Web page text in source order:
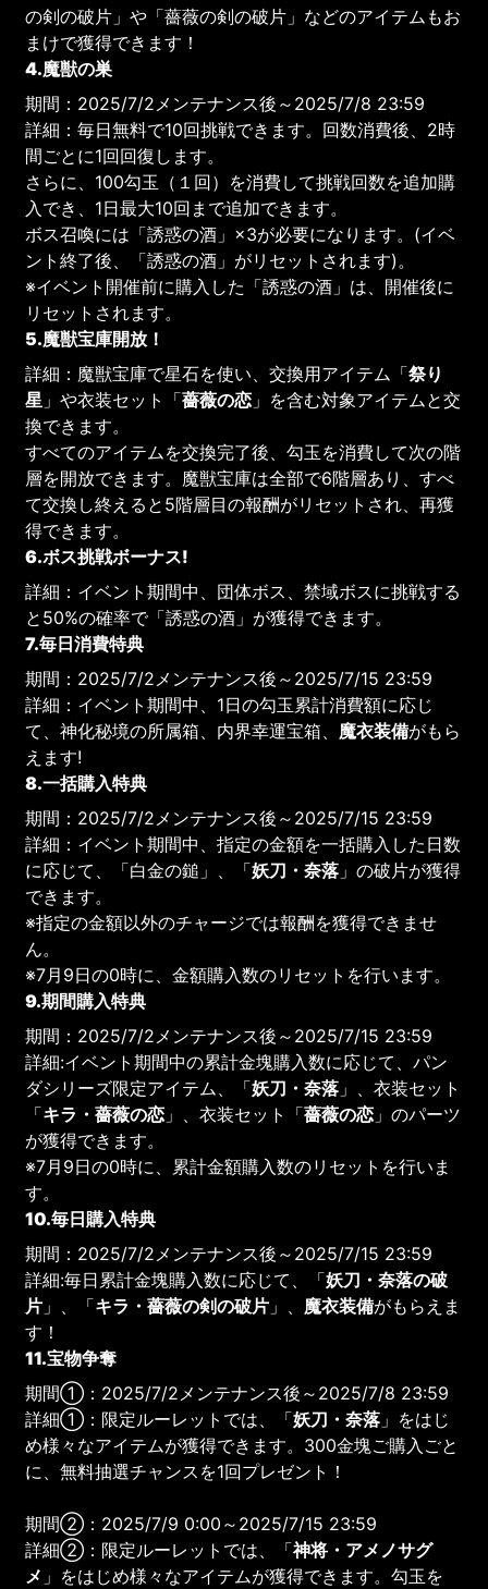
の剣の破片」や「薔薇の剣の破片」などのアイテムもお
まけで獲得できます！
4.魔獣の巣
期間：2025/7/2メンテナンス後～2025/7/8 23:59
詳細：毎日無料で10回挑戦できます。回数消費後、2時
間ごとに1回回復します。
さらに、100勾玉（１回）を消費して挑戦回数を追加購
入でき、1日最大10回まで追加できます。
ボス召喚には「誘惑の酒」×3が必要になります。(イベ
ント終了後、「誘惑の酒」がリセットされます)。
※イベント開催前に購入した「誘惑の酒」は、開催後に
リセットされます。
5.魔獣宝庫開放！
詳細：魔獣宝庫で星石を使い、交換用アイテム「祭り
星 」や衣装セット「薔薇の恋 」を含む対象アイテムと交
換できます。
すべてのアイテムを交換完了後、勾玉を消費して次の階
層を開放できます。魔獣宝庫は全部で6階層あり、すべ
て交換し終えると5階層目の報酬がリセットされ、再獲
得できます。
6.ボス挑戦ボーナス!
詳細：イベント期間中、団体ボス、禁域ボスに挑戦する
と50%の確率で「誘惑の酒」が獲得できます。
7.毎日消費特典
期間：2025/7/2メンテナンス後～2025/7/15 23:59
詳細：イベント期間中、1日の勾玉累計消費額に応じ
て、神化秘境の所属箱、内界幸運宝箱、 魔衣装備がもら
えます!
8.一括購入特典
期間：2025/7/2メンテナンス後～2025/7/15 23:59
詳細：イベント期間中、指定の金額を一括購入した日数
に応じて、「白金の鎚」、「妖刀・奈落 」の破片が獲得
できます。
※指定の金額以外のチャージでは報酬を獲得できませ
ん。
※7月9日の0時に、金額購入数のリセットを行います。
9.期間購入特典
期間：2025/7/2メンテナンス後～2025/7/15 23:59
詳細:イベント期間中の累計金塊購入数に応じて、パン
ダシリーズ限定アイテム、「妖刀・奈落 」、衣装セット
「キラ・薔薇の恋 」、衣装セット「薔薇の恋 」のパーツ
が獲得できます。
※7月9日の0時に、累計金額購入数のリセットを行いま
す。
10.毎日購入特典
期間：2025/7/2メンテナンス後～2025/7/15 23:59
詳細:毎日累計金塊購入数に応じて、「妖刀・奈落の破
片 」、「キラ・薔薇の剣の破片 」、 魔衣装備がもらえま
す！
11.宝物争奪
期間①：2025/7/2メンテナンス後～2025/7/8 23:59
詳細①：限定ルーレットでは、「妖刀・奈落 」をはじ
め様々なアイテムが獲得できます。300金塊ご購入ごと
に、無料抽選チャンスを1回プレゼント！
期間②：2025/7/9 0:00～2025/7/15 23:59
詳細②：限定ルーレットでは、「神将・アメノサグ
メ 」をはじめ様々なアイテムが獲得できます。勾玉を